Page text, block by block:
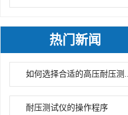
热门新闻
如何选择合适的高压耐压测...
耐压测试仪的操作程序